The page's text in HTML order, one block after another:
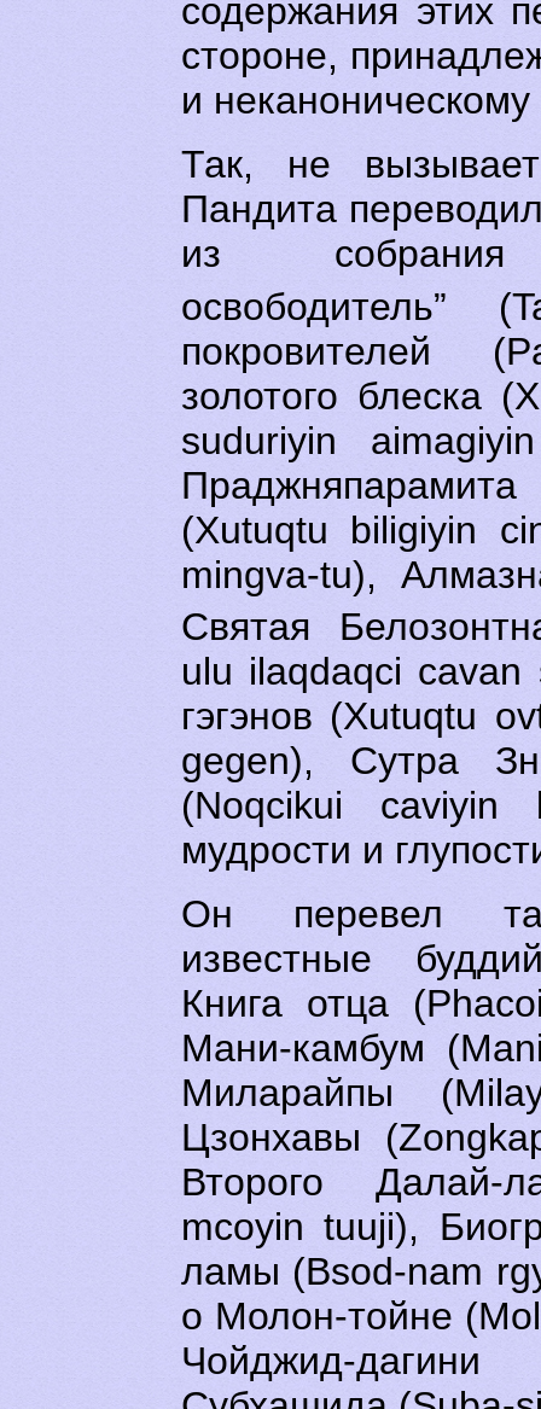
содержания этих
стороне,
и
Так, не
Пандита
из собрания
освободитель”
покровителей
золотого блеска
suduriyin
(Xutuqtu biligiyin
mingva-tu),
Святая
ulu ilaqdaqci
гэгэнов (Xutuqtu
gegen), Сутра
(Noqcikui
мудрости и
Он перевел
известные
Книга отца
Мани-камбум
Миларайпы
Цзонхавы
Второго Далай-
mcoyin tuuji),
ламы (Bsod-nam
о Молон-тойне
Чойджид-